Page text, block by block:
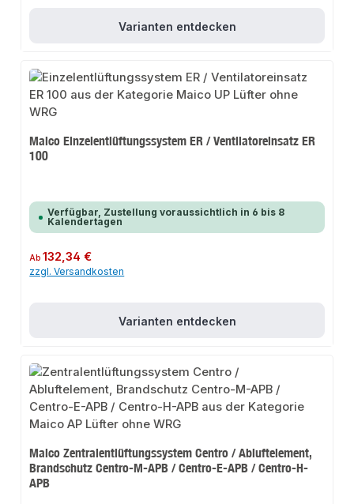
Varianten entdecken
Maico Einzelentlüftungssystem ER / Ventilatoreinsatz ER
100
Verfügbar, Zustellung voraussichtlich in 6 bis 8
Kalendertagen
Regulärer Preis:
Ab132,34 €
zzgl. Versandkosten
Varianten entdecken
Maico Zentralentlüftungssystem Centro / Abluftelement,
Brandschutz Centro-M-APB / Centro-E-APB / Centro-H-
APB